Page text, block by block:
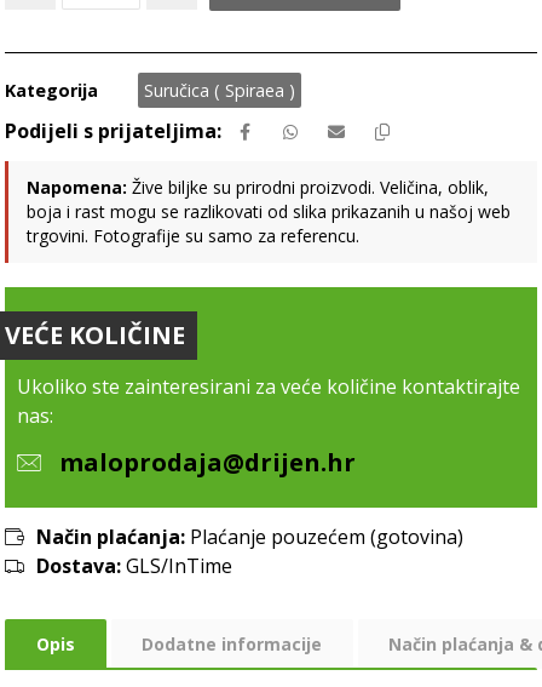
Kategorija Suručica ( Spiraea )
Napomena: Žive biljke su prirodni proizvodi. Veličina, oblik,
boja i rast mogu se razlikovati od slika prikazanih u našoj web
trgovini. Fotografije su samo za referencu.
VEĆE KOLIČINE
Ukoliko ste zainteresirani za veće količine kontaktirajte
nas:
maloprodaja@drijen.hr
Način plaćanja: Plaćanje pouzećem (gotovina)
Dostava:GLS/InTime
Opis Dodatne informacije Način plaćanja &